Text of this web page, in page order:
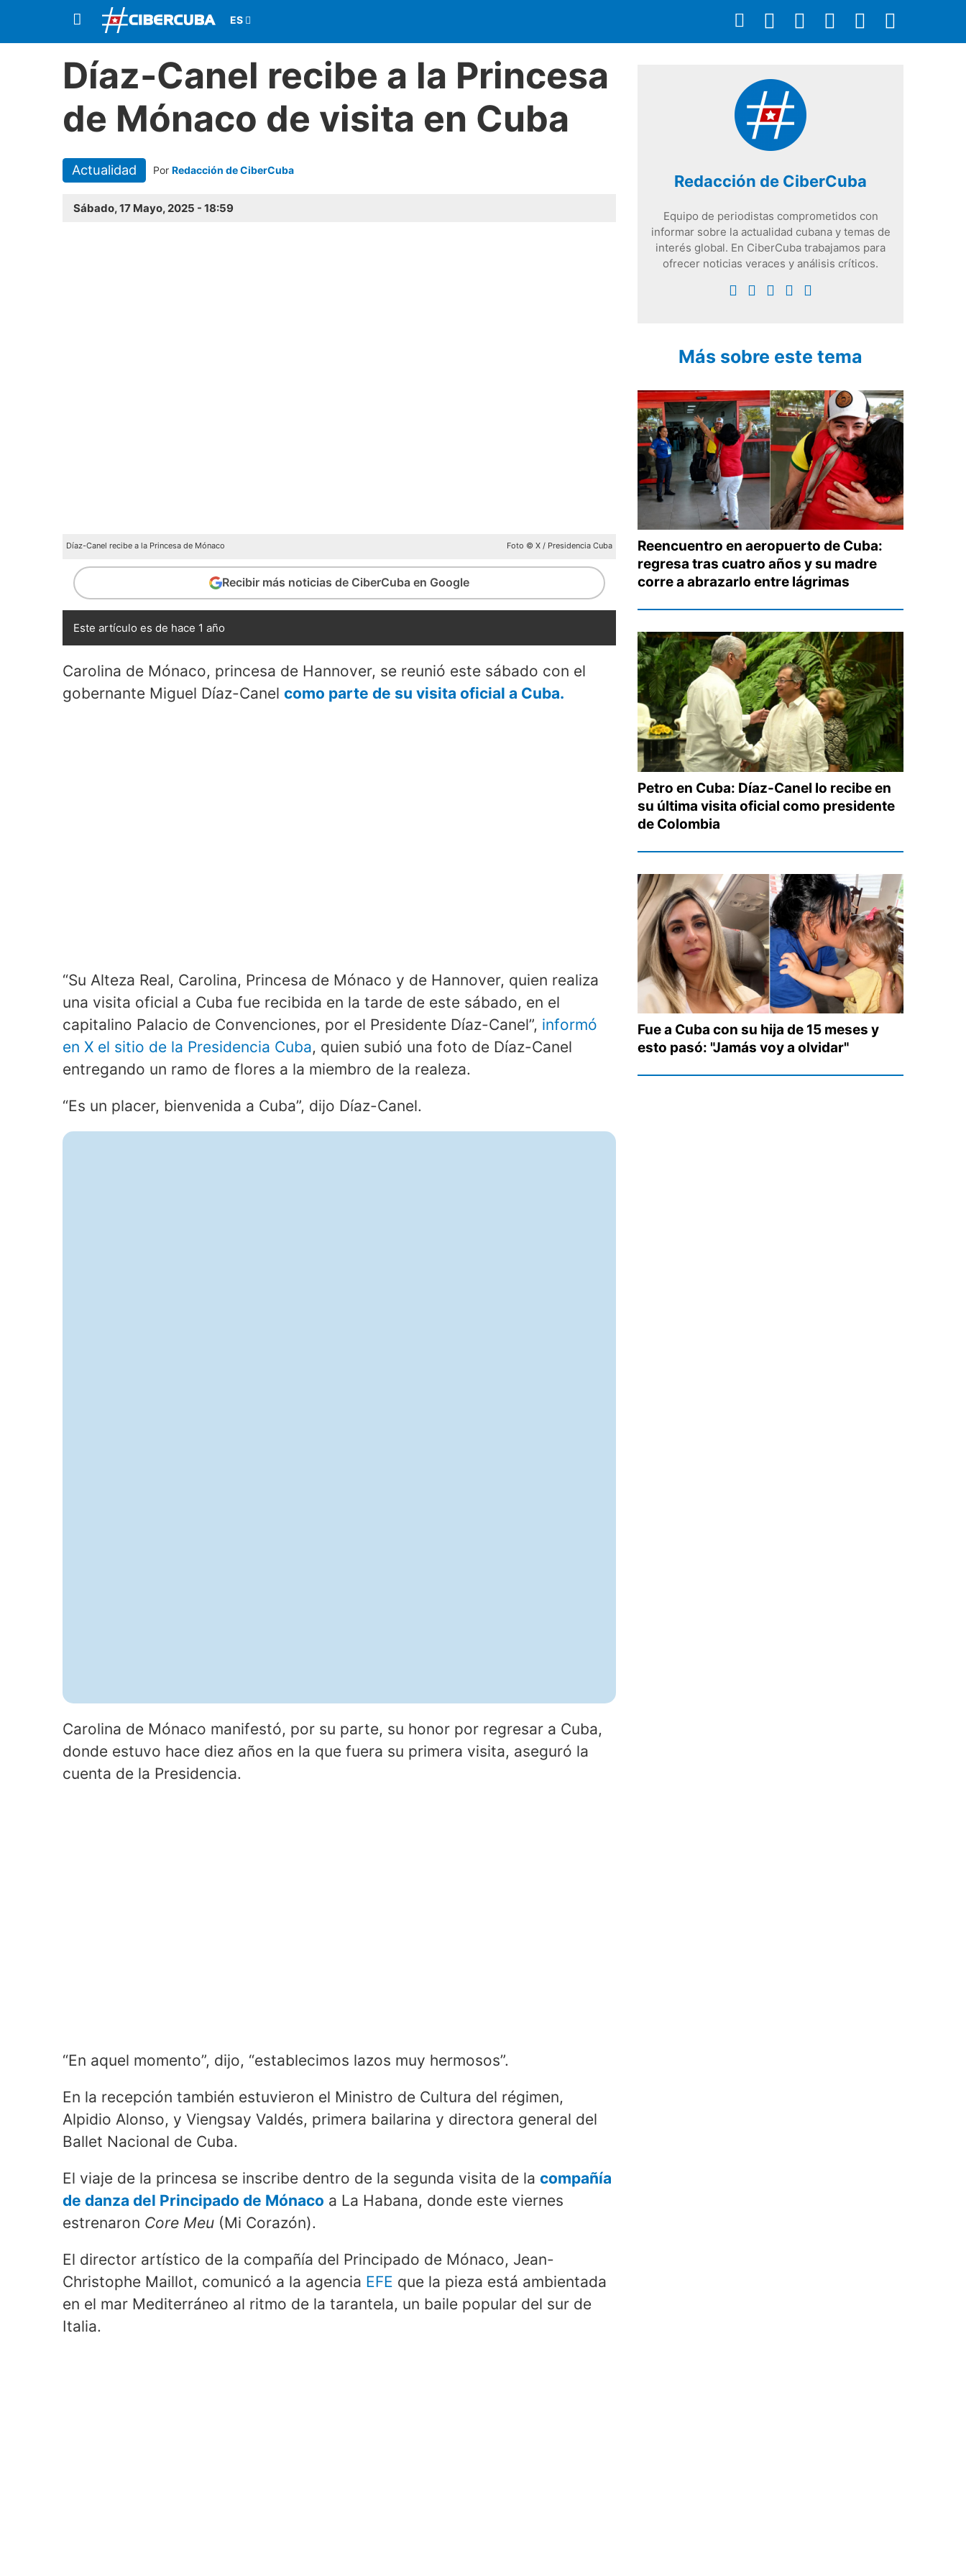
Díaz-Canel recibe a la Princesa
de Mónaco de visita en Cuba
Actualidad Por Redacción de CiberCuba
Sábado, 17 Mayo, 2025 - 18:59
Díaz-Canel recibe a la Princesa de Mónaco Foto © X / Presidencia Cuba
Recibir más noticias de CiberCuba en Google
Este artículo es de hace 1 año
Carolina de Mónaco, princesa de Hannover, se reunió este sábado con el
gobernante Miguel Díaz-Canel como parte de su visita oficial a Cuba.
“Su Alteza Real, Carolina, Princesa de Mónaco y de Hannover, quien realiza
una visita oficial a Cuba fue recibida en la tarde de este sábado, en el
capitalino Palacio de Convenciones, por el Presidente Díaz-Canel”, informó
en X el sitio de la Presidencia Cuba, quien subió una foto de Díaz-Canel
entregando un ramo de flores a la miembro de la realeza.
“Es un placer, bienvenida a Cuba”, dijo Díaz-Canel.
Carolina de Mónaco manifestó, por su parte, su honor por regresar a Cuba,
donde estuvo hace diez años en la que fuera su primera visita, aseguró la
cuenta de la Presidencia.
“En aquel momento”, dijo, “establecimos lazos muy hermosos”.
En la recepción también estuvieron el Ministro de Cultura del régimen,
Alpidio Alonso, y Viengsay Valdés, primera bailarina y directora general del
Ballet Nacional de Cuba.
El viaje de la princesa se inscribe dentro de la segunda visita de la compañía
de danza del Principado de Mónaco a La Habana, donde este viernes
estrenaron Core Meu (Mi Corazón).
El director artístico de la compañía del Principado de Mónaco, Jean-
Christophe Maillot, comunicó a la agencia EFE que la pieza está ambientada
en el mar Mediterráneo al ritmo de la tarantela, un baile popular del sur de
Italia.
Redacción de CiberCuba
Equipo de periodistas comprometidos con
informar sobre la actualidad cubana y temas de
interés global. En CiberCuba trabajamos para
ofrecer noticias veraces y análisis críticos.
Más sobre este tema
Reencuentro en aeropuerto de Cuba:
regresa tras cuatro años y su madre
corre a abrazarlo entre lágrimas
Petro en Cuba: Díaz-Canel lo recibe en
su última visita oficial como presidente
de Colombia
Fue a Cuba con su hija de 15 meses y
esto pasó: "Jamás voy a olvidar"